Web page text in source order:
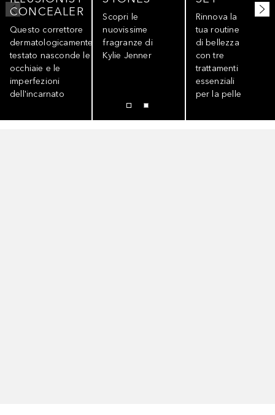
CONCEALER
Questo correttore
dermatologicamente
testato nasconde le
occhiaie e le
imperfezioni
dell'incarnato
Scopri le
nuovissime
fragranze di
Kylie Jenner
Rinnova la
tua routine
di bellezza
con tre
trattamenti
essenziali
per la pelle